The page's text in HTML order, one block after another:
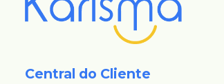
Central do Cliente